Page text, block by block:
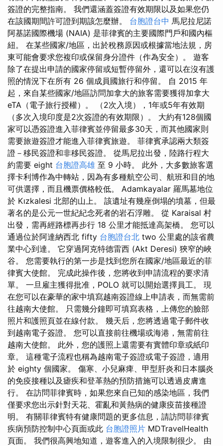
簽證的完整指南。 我們還涵蓋簽證有效期限以及如果您仍
在該國期間許可證到期該怎麼辦。 台胞證台中 馬尼拉尼諾
阿基諾國際機場 (NAIA) 是菲律賓的主要國際門戶和國內樞
紐。 在某些國家/地區，出於稅務原因或根據當地法規，房
東可能會要求您複印或保留身分證件（作為安全）。 遊客
除了在提出申請的國家停留或短暫停留外，還可以在沒有護
照的情況下在所有 26 個成員國旅行和停留。 自 2015 年
起，來自某些國家/地區訪問加拿大的旅客需要獲得加拿大
eTA（電子旅行授權）。 （2次入境），1年或5年有效期
（多次入境印度是2次簽證的有效期限）。 大約有128個國
家可以憑簽證進入菲律賓並停留最多30天，而其他國家則
需要旅遊簽證才能進入菲律賓旅遊。 菲律賓承認兩大類簽
證－移民簽證和非移民簽證。 從馬尼拉出發，陸路行程大
約需要 eight 台胞證高雄 至 9 小時。 此外，大多數旅客選
擇卡利博作為中轉站，因為有多種航空公司、航班和目的地
可供選擇，而且機票價格較低。 Adamkayalar 羅馬墓地位
於 Kızkalesi 北部的山上。 該遺址有幾座倒塌的墳墓，但最
著名的是公元一世紀紀念死者的岩石浮雕。 從 Karaisal 村
出發，需再經路標再步行 18 公里才能抵達高架橋。 您可以
通過位於阿達納西北 fifty 台胞證台北 two 公里處的該省農
業中心到達。 它穿過阿克特德雷西 (Akt Deresi) 狹窄的峽
谷。 您需要執行的第一步是找到您所在國家/地區最近的菲
律賓大使館。 完成此操作後，您將收到申請流程的要求清
單。 一旦雇主獲得批准，POLO 就可以開始選擇員工。 現
在您可以在豪華的家中填寫越南簽證線上申請表，而無需前
往越南大使館。 只需幾分鐘即可填寫表格，上傳您的臉部
照片和護照頁並在線付款。 幾天后，您將透過電子郵件收
到越南電子簽證。 您可以直接前往機場或海港，無需前往
越南大使館。 此外，您的護照上還需要有實體印章或紙印
章。 這種電子流程也稱為越南電子簽證或電子簽證，適用
於 eighty 個國家。 傷寒、小兒麻痺、甲型肝炎和日本腦炎
的免疫接種以及瘧疾和登革熱的預防措施可以透過皮膚進
行。 在訪問菲律賓時，如果您來自已知的感染地區，我們
僅要求您出示針對天花、霍亂和黃熱病的健康疫苗接種證
明。 有關菲律賓特有健康問題的更多信息，請訪問菲律賓
疾病預防控制中心頁面或此 台胞證照片 MDTravelHealth
頁面。 我們很高興地知道，遊客進入的入境限制很少。 由